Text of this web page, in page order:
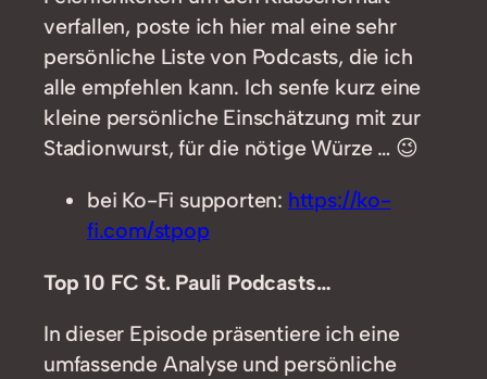
verfallen, poste ich hier mal eine sehr
persönliche Liste von Podcasts, die ich
alle empfehlen kann. Ich senfe kurz eine
kleine persönliche Einschätzung mit zur
Stadionwurst, für die nötige Würze … 😉
bei Ko-Fi supporten: https://ko-
fi.com/stpop
Top 10 FC St. Pauli Podcasts…
In dieser Episode präsentiere ich eine
umfassende Analyse und persönliche